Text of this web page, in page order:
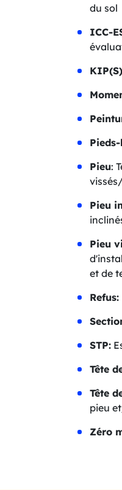
du sol
ICC-
Pieu:
Pieu
Pieu
et de
Refus:
STP:
Tête
Tête
pieu
Zéro